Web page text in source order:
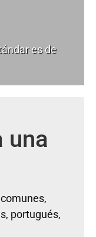
es de
una
portugués,